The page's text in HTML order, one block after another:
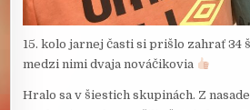
15. kolo jarnej časti si prišlo zahrať 34
medzi nimi dvaja nováčikovia
Hralo sa v šiestich skupinách. Z